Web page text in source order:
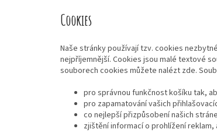
Cookies
Naše stránky používají tzv. cookies
nejpříjemnější. Cookies jsou malé textové
souborech cookies můžete nalézt zde.
pro správnou funkčnost košíku tak,
pro zapamatování vašich
co nejlepší přizpůsobení našich
zjištění informací o prohlížení